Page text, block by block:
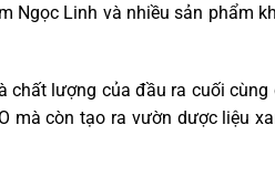
Ngọc Linh và nhiều sản phẩm
chất lượng của đầu ra cuối
mà còn tạo ra vườn dược liệu